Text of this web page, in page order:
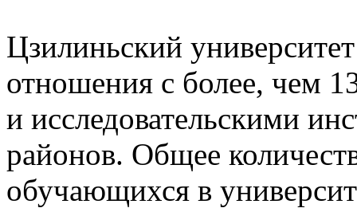
Цзилиньский
отношения с более, чем
и исследовательскими
районов. Общее
обучающихся в